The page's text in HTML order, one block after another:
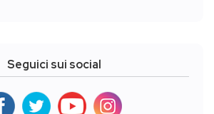
Seguici sui social